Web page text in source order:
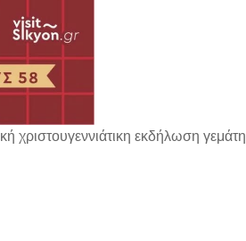
χριστουγεννιάτικη εκδήλωση γεμάτη